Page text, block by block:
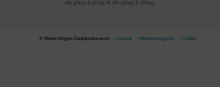
de 9h00 à 12h15 et de 13h45 à 16h45
© Mairie d'Agon-Coutainville 2026 Accueil Mentions légales Crédits